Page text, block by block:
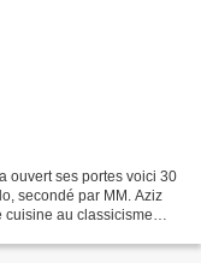
ouvert ses portes voici 30
secondé par MM. Aziz
cuisine au classicisme